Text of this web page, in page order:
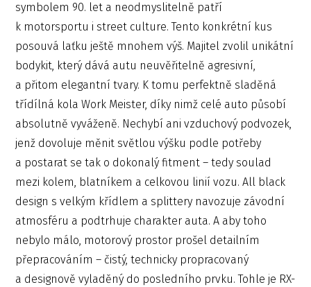
symbolem 90. let a neodmyslitelně patří
k motorsportu i street culture. Tento konkrétní kus
posouvá laťku ještě mnohem výš. Majitel zvolil unikátní
bodykit, který dává autu neuvěřitelně agresivní,
a přitom elegantní tvary. K tomu perfektně sladěná
třídílná kola Work Meister, díky nimž celé auto působí
absolutně vyváženě. Nechybí ani vzduchový podvozek,
jenž dovoluje měnit světlou výšku podle potřeby
a postarat se tak o dokonalý fitment – tedy soulad
mezi kolem, blatníkem a celkovou linií vozu. All black
design s velkým křídlem a splittery navozuje závodní
atmosféru a podtrhuje charakter auta. A aby toho
nebylo málo, motorový prostor prošel detailním
přepracováním – čistý, technicky propracovaný
a designově vyladěný do posledního prvku. Tohle je RX-